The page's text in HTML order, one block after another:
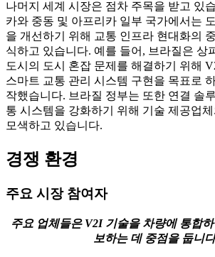
나머지 세계 시장은 점차 주목을 받고 있
카와 중동 및 아프리카 일부 국가에서는
을 개선하기 위해 교통 인프라 현대화의
식하고 있습니다. 예를 들어, 브라질은 상
도시의 도시 혼잡 문제를 해결하기 위해
스마트 교통 관리 시스템 구현을 목표로
작했습니다. 브라질 정부는 또한 연결 솔
통 시스템을 강화하기 위해 기술 제공업
모색하고 있습니다.
경쟁 환경
주요 시장 참여자
주요 업체들은 V2I 기술을 차량에 통합
보하는 데 중점을 둡니